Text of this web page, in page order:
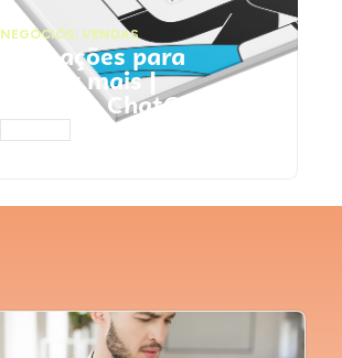
NEGÓCIOS, VENDAS
Faça ações para
vender mais |
Prompts ChatGPT